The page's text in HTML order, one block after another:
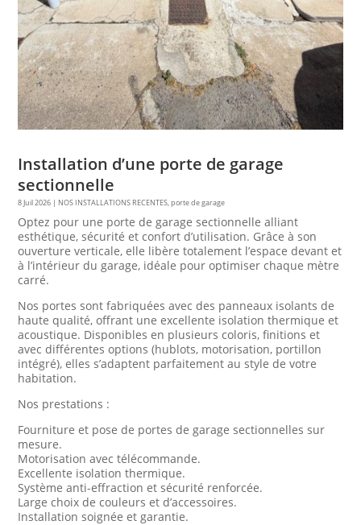
Installation d’une porte de garage
sectionnelle
8 Juil 2026 | NOS INSTALLATIONS RECENTES,porte de garage
Optez pour une porte de garage sectionnelle alliant
esthétique, sécurité et confort d’utilisation. Grâce à son
ouverture verticale, elle libère totalement l’espace devant et
à l’intérieur du garage, idéale pour optimiser chaque mètre
carré.
Nos portes sont fabriquées avec des panneaux isolants de
haute qualité, offrant une excellente isolation thermique et
acoustique. Disponibles en plusieurs coloris, finitions et
avec différentes options (hublots, motorisation, portillon
intégré), elles s’adaptent parfaitement au style de votre
habitation.
Nos prestations :
Fourniture et pose de portes de garage sectionnelles sur
mesure.
Motorisation avec télécommande.
Excellente isolation thermique.
Système anti-effraction et sécurité renforcée.
Large choix de couleurs et d’accessoires.
Installation soignée et garantie.